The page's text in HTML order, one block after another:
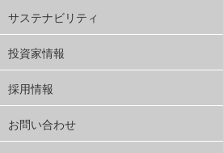
サステナビリティ
投資家情報
採用情報
お問い合わせ